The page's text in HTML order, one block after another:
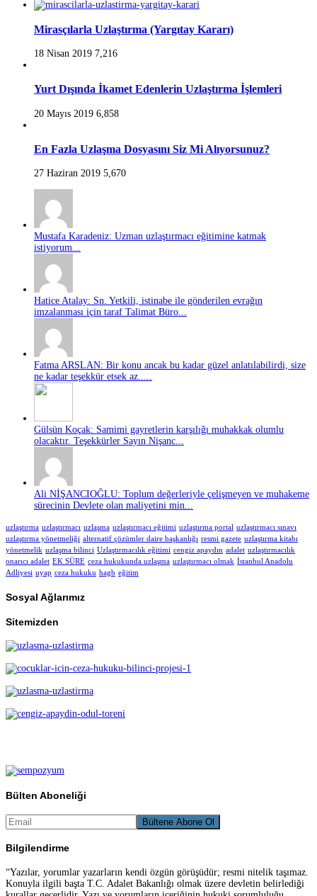
Mirasçılarla Uzlaştırma (Yargıtay Kararı)
18 Nisan 2019 7,216
Yurt Dışında İkamet Edenlerin Uzlaştırma İşlemleri
20 Mayıs 2019 6,858
En Fazla Uzlaşma Dosyasını Siz Mi Alıyorsunuz?
27 Haziran 2019 5,670
Mustafa Karadeniz: Uzman uzlaştırmacı eğitimine katmak
istiyorum...
Hatice Atalay: Sn. Yetkili, istinabe ile gönderilen evrağın
imzalanması için taraf Talimat Büro...
Fatma ARSLAN: Bir konu ancak bu kadar güzel anlatılabilirdi, size
ne kadar teşekkür etsek az.....
Gülsün Koçak: Samimi gayretlerin karşılığı muhakkak olumlu
olacaktır. Teşekkürler Sayın Nişanc...
Ali NİŞANCIOĞLU: Toplum değerleriyle çelişmeyen ve muhakeme
sürecinin Devlete olan maliyetini min...
uzlaştırma uzlaştırmacı uzlaşma uzlaştırmacı eğitimi uzlaştırma portal uzlaştırmacı sınavı
uzlaştırma yönetmeliği alternatif çözümler daire başkanlığı resmi gazete uzlaştırma kitabı
yönetmelik uzlaşma bilinci Uzlaştırmacılık eğitimi cengiz apaydın adalet uzlaştırmacılık
onarıcı adalet EK SÜRE ceza hukukunda uzlaşma uzlaştırmacı olmak İstanbul Anadolu
Adliyesi uyap ceza hukuku hagb eğitim
Sosyal Ağlarımız
Sitemizden
Bülten Aboneliği
Bilgilendirme
“Yazılar, yorumlar yazarların kendi özgün görüşüdür; resmi nitelik taşımaz.
Konuyla ilgili başta T.C. Adalet Bakanlığı olmak üzere devletin belirlediği